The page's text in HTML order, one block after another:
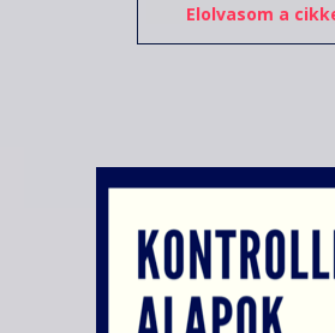
Elolvasom a